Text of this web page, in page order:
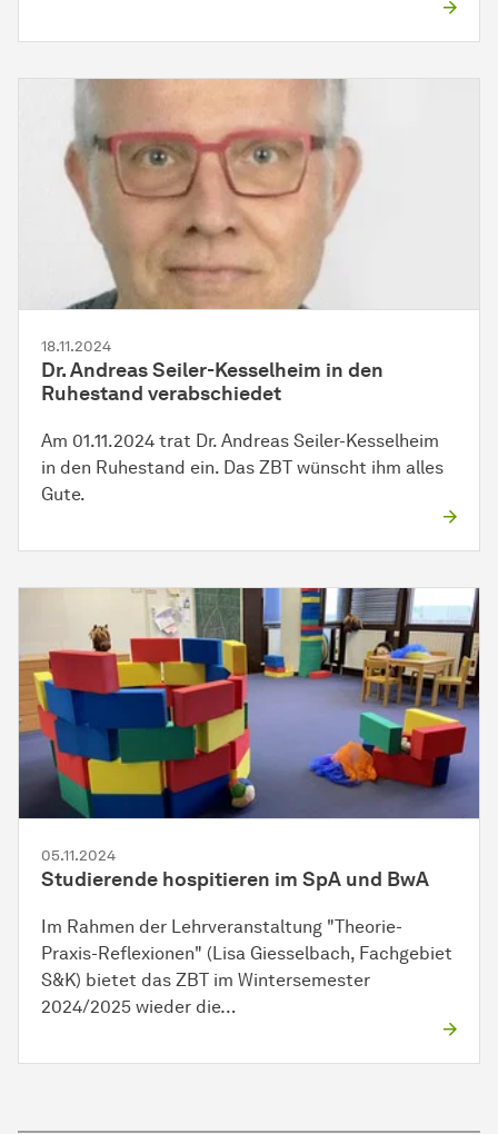
18.11.2024
Dr. Andreas Seiler-Kesselheim in den
Ruhestand verabschiedet
Am 01.11.2024 trat Dr. Andreas Seiler-Kesselheim
in den Ruhestand ein. Das ZBT wünscht ihm alles
Gute.
05.11.2024
Studierende hospitieren im SpA und BwA
Im Rahmen der Lehrveranstaltung "Theorie-
Praxis-Reflexionen" (Lisa Giesselbach, Fachgebiet
S&K) bietet das ZBT im Wintersemester
2024/2025 wieder die…